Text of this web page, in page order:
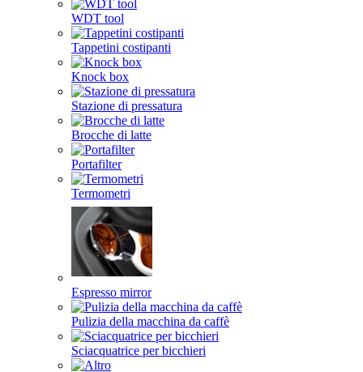
WDT tool
Tappetini costipanti
Knock box
Stazione di pressatura
Brocche di latte
Portafilter
Termometri
Espresso mirror
Pulizia della macchina da caffè
Sciacquatrice per bicchieri